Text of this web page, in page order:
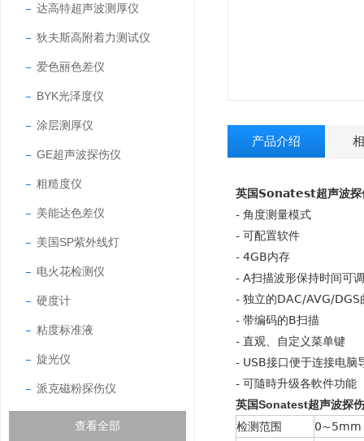
达高特超声波测厚仪
狄夫斯高附着力测试仪
爱色丽色差仪
BYK光泽度仪
涂层测厚仪
GE超声波探伤仪
粗糙度仪
美能达色差仪
美国SP紫外线灯
电火花检测仪
硬度计
粘度标准液
旋光仪
派克磁粉探伤仪
查看全部
产品介绍
英国Sonatest超声波
- 角度测量模式
- 可配置软件
- 4GB内存
- A扫描波形保持时间可调
- 独立的DAC/AVG/DGS
- 带编码的B扫描
- 直观、自定义菜单键
- USB接口便于连接电脑
- 可隨時升级各軟件功能
英国Sonatest超声波探
检测范围
0~5mm